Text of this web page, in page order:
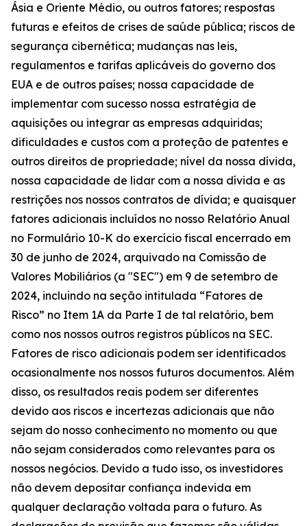
Ásia e Oriente Médio, ou outros fatores; respostas
futuras e efeitos de crises de saúde pública; riscos de
segurança cibernética; mudanças nas leis,
regulamentos e tarifas aplicáveis do governo dos
EUA e de outros países; nossa capacidade de
implementar com sucesso nossa estratégia de
aquisições ou integrar as empresas adquiridas;
dificuldades e custos com a proteção de patentes e
outros direitos de propriedade; nível da nossa dívida,
nossa capacidade de lidar com a nossa dívida e as
restrições nos nossos contratos de dívida; e quaisquer
fatores adicionais incluídos no nosso Relatório Anual
no Formulário 10-K do exercício fiscal encerrado em
30 de junho de 2024, arquivado na Comissão de
Valores Mobiliários (a "SEC") em 9 de setembro de
2024, incluindo na seção intitulada “Fatores de
Risco” no Item 1A da Parte I de tal relatório, bem
como nos nossos outros registros públicos na SEC.
Fatores de risco adicionais podem ser identificados
ocasionalmente nos nossos futuros documentos. Além
disso, os resultados reais podem ser diferentes
devido aos riscos e incertezas adicionais que não
sejam do nosso conhecimento no momento ou que
não sejam considerados como relevantes para os
nossos negócios. Devido a tudo isso, os investidores
não devem depositar confiança indevida em
qualquer declaração voltada para o futuro. As